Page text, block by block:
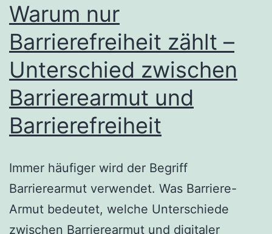
Warum nur
Barrierefreiheit zählt –
Unterschied zwischen
Barrierearmut und
Barrierefreiheit
Immer häufiger wird der Begriff
Barrierearmut verwendet. Was Barriere-
Armut bedeutet, welche Unterschiede
zwischen Barrierearmut und digitaler